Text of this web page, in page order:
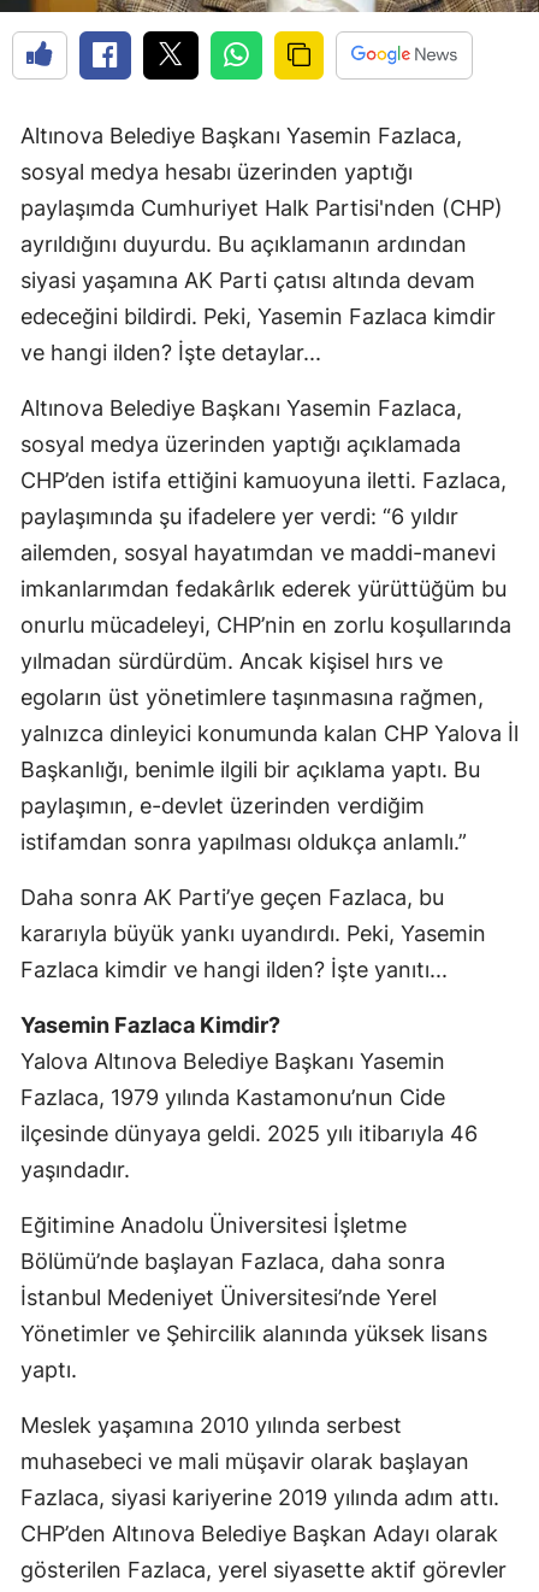
Altınova Belediye Başkanı Yasemin Fazlaca,
sosyal medya hesabı üzerinden yaptığı
paylaşımda Cumhuriyet Halk Partisi'nden (CHP)
ayrıldığını duyurdu. Bu açıklamanın ardından
siyasi yaşamına AK Parti çatısı altında devam
edeceğini bildirdi. Peki, Yasemin Fazlaca kimdir
ve hangi ilden? İşte detaylar...
Altınova Belediye Başkanı Yasemin Fazlaca,
sosyal medya üzerinden yaptığı açıklamada
CHP’den istifa ettiğini kamuoyuna iletti. Fazlaca,
paylaşımında şu ifadelere yer verdi: “6 yıldır
ailemden, sosyal hayatımdan ve maddi-manevi
imkanlarımdan fedakârlık ederek yürüttüğüm bu
onurlu mücadeleyi, CHP’nin en zorlu koşullarında
yılmadan sürdürdüm. Ancak kişisel hırs ve
egoların üst yönetimlere taşınmasına rağmen,
yalnızca dinleyici konumunda kalan CHP Yalova İl
Başkanlığı, benimle ilgili bir açıklama yaptı. Bu
paylaşımın, e-devlet üzerinden verdiğim
istifamdan sonra yapılması oldukça anlamlı.”
Daha sonra AK Parti’ye geçen Fazlaca, bu
kararıyla büyük yankı uyandırdı. Peki, Yasemin
Fazlaca kimdir ve hangi ilden? İşte yanıtı...
Yasemin Fazlaca Kimdir?
Yalova Altınova Belediye Başkanı Yasemin
Fazlaca, 1979 yılında Kastamonu’nun Cide
ilçesinde dünyaya geldi. 2025 yılı itibarıyla 46
yaşındadır.
Eğitimine Anadolu Üniversitesi İşletme
Bölümü’nde başlayan Fazlaca, daha sonra
İstanbul Medeniyet Üniversitesi’nde Yerel
Yönetimler ve Şehircilik alanında yüksek lisans
yaptı.
Meslek yaşamına 2010 yılında serbest
muhasebeci ve mali müşavir olarak başlayan
Fazlaca, siyasi kariyerine 2019 yılında adım attı.
CHP’den Altınova Belediye Başkan Adayı olarak
gösterilen Fazlaca, yerel siyasette aktif görevler